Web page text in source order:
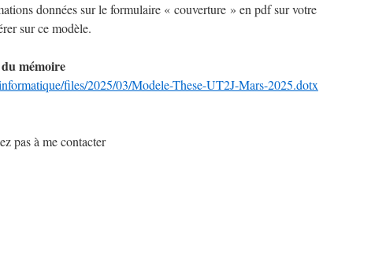
données sur le formulaire « couverture » en pdf sur votre
sur ce modèle.
mémoire
files/2025/03/Modele-These-UT2J-Mars-2025.dotx
pas à me contacter